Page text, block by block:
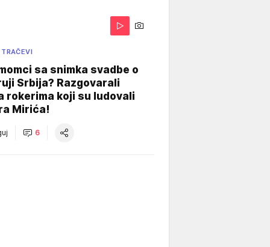
sa snimka svadbe o
Srbija? Razgovarali
rokerima koji su ludovali
Mirića!
6